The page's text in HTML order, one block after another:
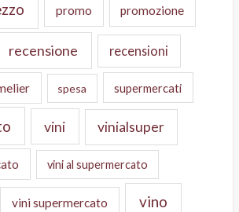
promo promozione
recensione recensioni
spesa supermercati
vini vinialsuper
vini al supermercato
vini supermercato vino